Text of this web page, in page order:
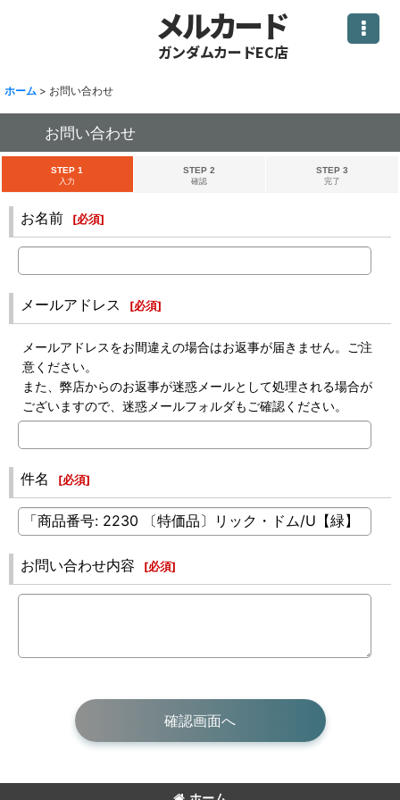
メルカード
ガンダムカードEC店
ホーム > お問い合わせ
お問い合わせ
STEP 1
入力
STEP 2
確認
STEP 3
完了
お名前 [必須]
メールアドレス [必須]
メールアドレスをお間違えの場合はお返事が届きません。ご注
意ください。
また、弊店からのお返事が迷惑メールとして処理される場合が
ございますので、迷惑メールフォルダもご確認ください。
件名 [必須]
お問い合わせ内容 [必須]
確認画面へ